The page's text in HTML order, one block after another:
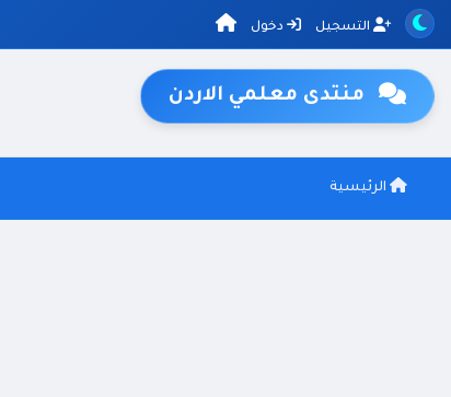
التسجيل دخول
منتدى معلمي الاردن
الرئيسية